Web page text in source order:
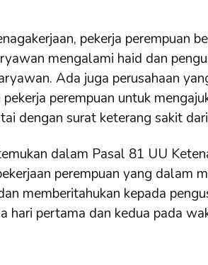
pekerja perempuan
mengalami haid dan
Ada juga perusahaan
perempuan untuk
dengan surat keterang sakit
dalam Pasal 81 UU
perempuan yang dalam
memberitahukan kepada
hari pertama dan kedua pada